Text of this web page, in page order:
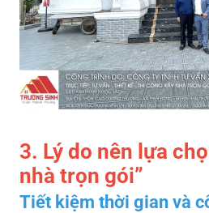
3. Lý do nên lựa
nhà trọn gói”
Tiết kiệm thời gian và